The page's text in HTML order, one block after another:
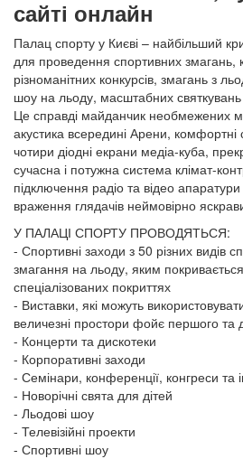
сайті онлайн
Палац спорту у Києві – найбільший
для проведення спортивних змагань,
різноманітних конкурсів, змагань з
шоу на льоду, масштабних святкувань
Це справді майданчик необмежених
акустика всередині Арени, комфортні
чотири діодні екрани медіа-куба,
сучасна і потужна система клімат-
підключення радіо та відео
враження глядачів неймовірно
У ПАЛАЦІ СПОРТУ ПРОВОДЯТЬСЯ:
- Спортивні заходи з 50 різних видів
змагання на льоду, яким
спеціалізованих покриттях
- Виставки, які можуть
величезні простори фойє першого та
- Концерти та дискотеки
- Корпоративні заходи
- Семінари, конференції, конгреси та
- Новорічні свята для дітей
- Льодові шоу
- Телевізійні проекти
- Спортивні шоу